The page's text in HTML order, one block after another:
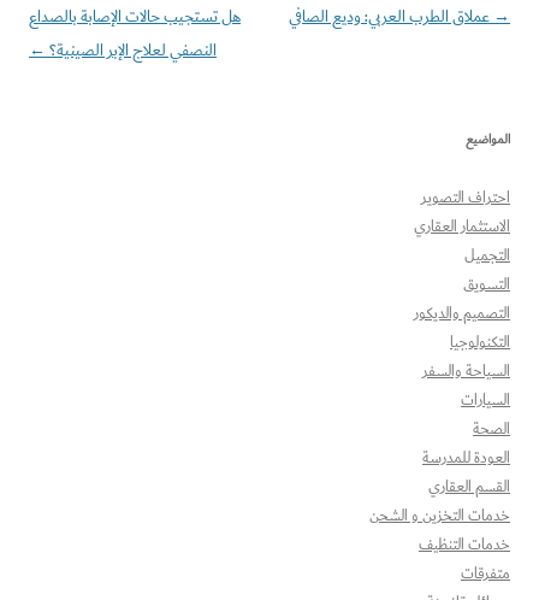
تصفّح
→عملاق الطرب العربي: وديع الصافي
هل تستجيب حالات الإصابة بالصداع
النصفي لعلاج الإبر الصينية؟←
المواضيع
احتراف التصوير
الاستثمار العقاري
التجميل
التسويق
التصميم والديكور
التكنولوجيا
السياحة والسفر
السيارات
الصحة
العودة للمدرسة
القسم العقاري
خدمات التخزين و الشحن
خدمات التنظيف
متفرقات